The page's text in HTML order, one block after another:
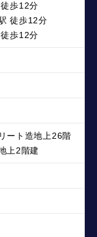
徒歩12分
徒歩12分
徒歩12分
ート造地上26階
上2階建